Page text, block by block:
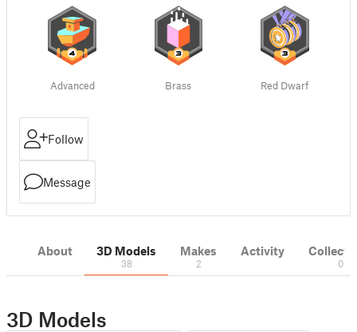
Advanced Brass Red Dwarf
Follow
Message
About 3D Models
38
Makes
2
Activity
0
3D Models